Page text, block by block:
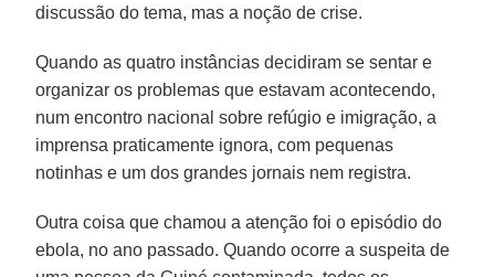
discussão do tema, mas a noção de crise.
Quando as quatro instâncias decidiram se sentar e
organizar os problemas que estavam acontecendo,
num encontro nacional sobre refúgio e imigração, a
imprensa praticamente ignora, com pequenas
notinhas e um dos grandes jornais nem registra.
Outra coisa que chamou a atenção foi o episódio do
ebola, no ano passado. Quando ocorre a suspeita de